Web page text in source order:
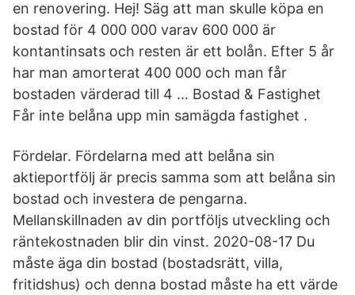
en renovering. Hej! Säg att man skulle köpa en
bostad för 4 000 000 varav 600 000 är
kontantinsats och resten är ett bolån. Efter 5 år
har man amorterat 400 000 och man får
bostaden värderad till 4 … Bostad & Fastighet
Får inte belåna upp min samägda fastighet .
Fördelar. Fördelarna med att belåna sin
aktieportfölj är precis samma som att belåna sin
bostad och investera de pengarna.
Mellanskillnaden av din portföljs utveckling och
räntekostnaden blir din vinst. 2020-08-17 Du
måste äga din bostad (bostadsrätt, villa,
fritidshus) och denna bostad måste ha ett värde